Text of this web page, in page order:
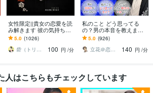
女性限定||貴女の恋愛を読
み解きます 彼の気持ちに
不安や疑問がある貴女へ
5.0 (1026)
砦（トリデ）
100 円 /分
私のこと どう思ってる
の？男の本音を教えます
男心徹底解説。忖度なし
の見解と今すべき【次の
一手】を届けます
5.0 (926)
立花＠恋愛心理カウンセラー
140 円 /分
人はこちらもチェックしています